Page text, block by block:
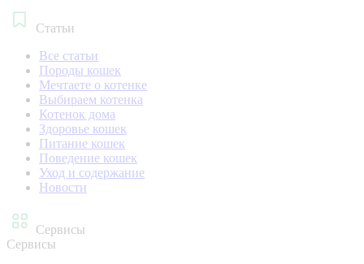
Статьи
Все статьи
Породы кошек
Мечтаете о котенке
Выбираем котенка
Котенок дома
Здоровье кошек
Питание кошек
Поведение кошек
Уход и содержание
Новости
Сервисы
Сервисы